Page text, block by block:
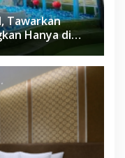
Tawarkan
Hanya di